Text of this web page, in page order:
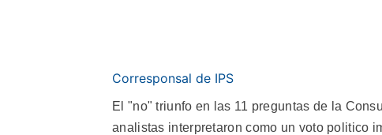
Corresponsal de IPS
El "no" triunfo en las 11 preguntas de la
analistas interpretaron como un voto politico